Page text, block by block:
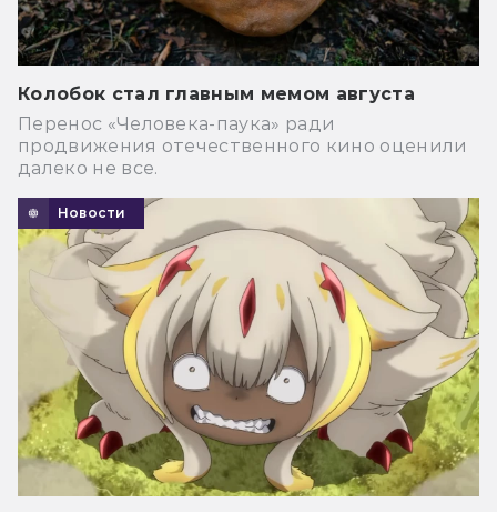
Колобок стал главным мемом августа
Перенос «Человека-паука» ради
продвижения отечественного кино оценили
далеко не все.
Новости